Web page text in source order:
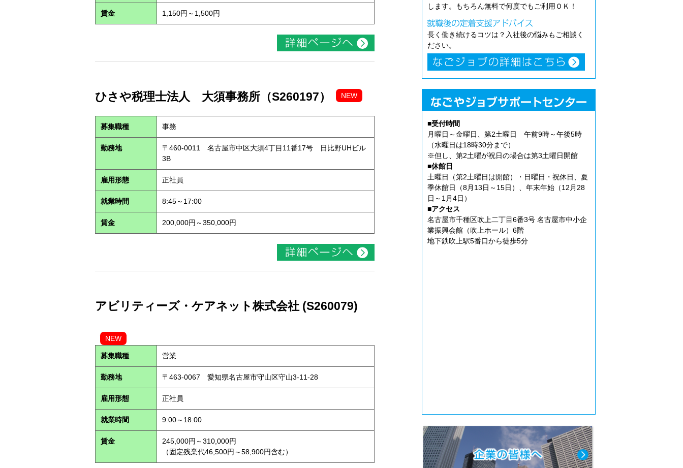
賃金 1,150円～1,500円
ひさや税理士法人 大須事務所（S260197） NEW
募集職種 事務
勤務地
〒460-0011 名古屋市中区大須4丁目11番17号 日比野UHビル
3B
雇用形態 正社員
就業時間 8:45～17:00
賃金 200,000円～350,000円
アビリティーズ・ケアネット株式会社 (S260079)
NEW
募集職種 営業
勤務地 〒463-0067 愛知県名古屋市守山区守山3-11-28
雇用形態 正社員
就業時間 9:00～18:00
賃金
245,000円～310,000円
（固定残業代46,500円～58,900円含む）
します。もちろん無料で何度でもご利用ＯＫ！
長く働き続けるコツは？入社後の悩みもご相談く
ださい。
■受付時間
月曜日～金曜日、第2土曜日 午前9時～午後5時
（水曜日は18時30分まで）
※但し、第2土曜が祝日の場合は第3土曜日開館
■休館日
土曜日（第2土曜日は開館）・日曜日・祝休日、夏
季休館日（8月13日～15日）、年末年始（12月28
日～1月4日）
■アクセス
名古屋市千種区吹上二丁目6番3号 名古屋市中小企
業振興会館（吹上ホール）6階
地下鉄吹上駅5番口から徒歩5分